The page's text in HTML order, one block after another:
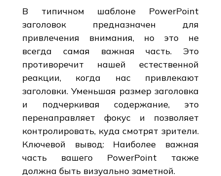
В типичном шаблоне PowerPoint
заголовок предназначен для
привлечения внимания, но это не
всегда самая важная часть. Это
противоречит нашей естественной
реакции, когда нас привлекают
заголовки. Уменьшая размер заголовка
и подчеркивая содержание, это
перенаправляет фокус и позволяет
контролировать, куда смотрят зрители.
Ключевой вывод: Наиболее важная
часть вашего PowerPoint также
должна быть визуально заметной.